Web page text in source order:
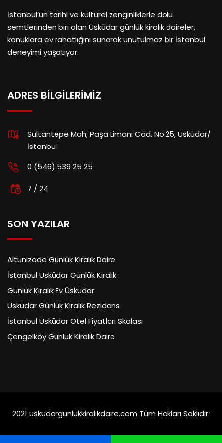
İstanbul’un tarihi ve kültürel zenginliklerle dolu
semtlerinden biri olan Üsküdar günlük kiralık daireler,
konuklara ev rahatlığını sunarak unutulmaz bir İstanbul
deneyimi yaşatıyor.
ADRES BILGILERIMIZ
Sultantepe Mah, Paşa Limanı Cad. No:25, Üsküdar/
İstanbul
0 (546) 539 25 25
7 / 24
SON YAZILAR
Altunizade Günlük Kiralık Daire
İstanbul Üsküdar Günlük Kiralık
Günlük Kiralık Ev Üsküdar
Üsküdar Günlük Kiralık Rezidans
İstanbul Üsküdar Otel Fiyatları Skalası
Çengelköy Günlük Kiralık Daire
2021 uskudargunlukkiralikdaire.com Tüm Hakları Saklıdır.